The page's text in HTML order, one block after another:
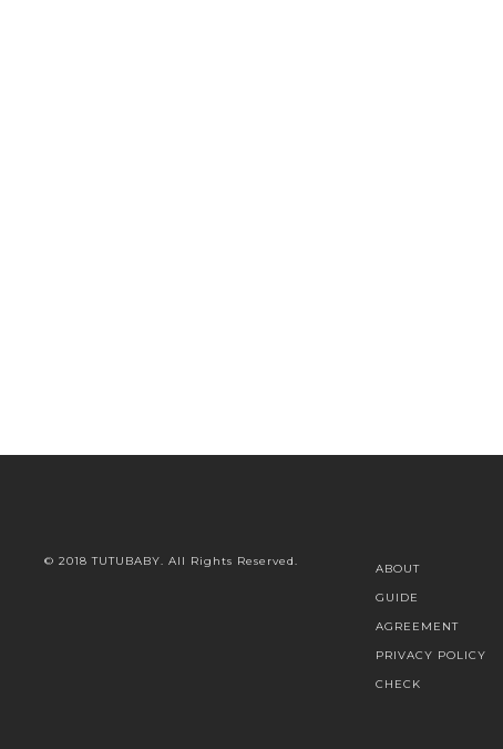
© 2018 TUTUBABY. All Rights Reserved.
ABOUT
GUIDE
AGREEMENT
PRIVACY POLICY
CHECK